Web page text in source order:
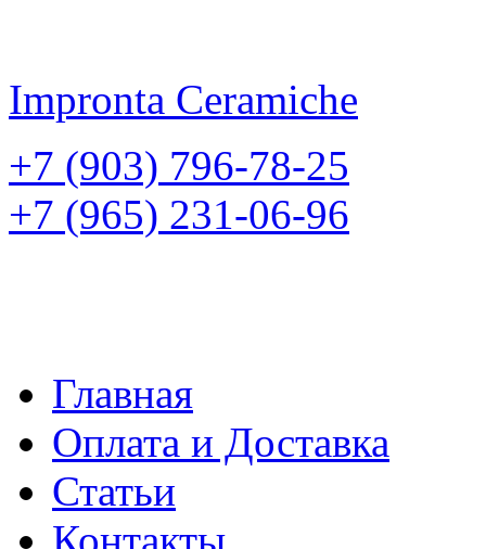
Impronta Ceramiche
+7 (903) 796-78-25
+7 (965) 231-06-96
Главная
Оплата и Доставка
Статьи